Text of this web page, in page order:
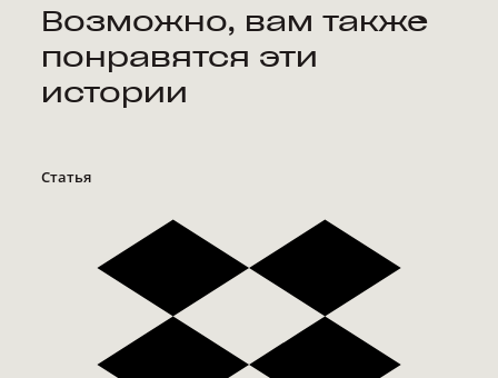
Возможно, вам также
понравятся эти
истории
Статья